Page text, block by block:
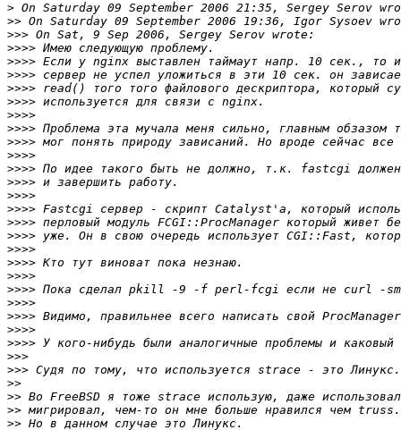
>
>>
>>>
>>>>
>>>>
>>>>
>>>>
>>>>
>>>>
>>>>
>>>>
>>>>
>>>>
>>>>
>>>>
>>>>
>>>>
>>>>
>>>>
>>>>
>>>>
>>>>
>>>>
>>>>
>>>>
>>>>
>>>
>>>
>>
>>
>>
>>